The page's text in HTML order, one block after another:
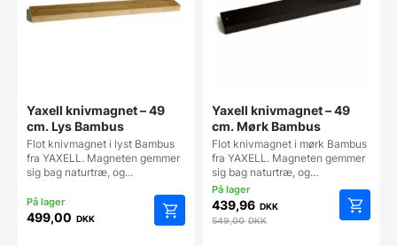
Yaxell knivmagnet – 49
cm. Lys Bambus
Flot knivmagnet i lyst Bambus
fra YAXELL. Magneten gemmer
sig bag naturtræ, og…
499,00 DKK
Yaxell knivmagnet – 49
cm. Mørk Bambus
Flot knivmagnet i mørk Bambus
fra YAXELL. Magneten gemmer
sig bag naturtræ, og…
439,96 DKK
549,00DKK